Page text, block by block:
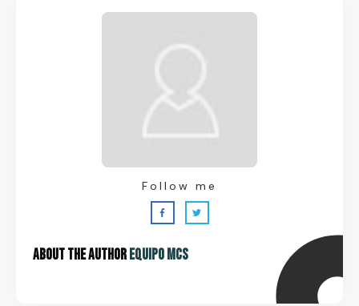
About the AuthorEquipo MCS
Follow me